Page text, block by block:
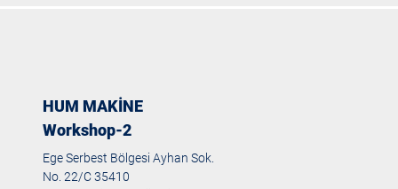
HUM MAKİNE
Workshop-2
Ege Serbest Bölgesi Ayhan Sok.
No. 22/C 35410